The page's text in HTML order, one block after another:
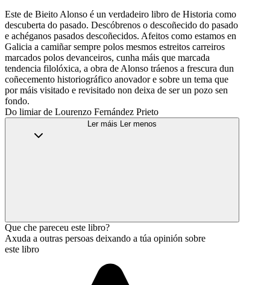
Este de Bieito Alonso é un verdadeiro libro de Historia como
descuberta do pasado. Descóbrenos o descoñecido do pasado
e achéganos pasados descoñecidos. Afeitos como estamos en
Galicia a camiñar sempre polos mesmos estreitos carreiros
marcados polos devanceiros, cunha máis que marcada
tendencia filolóxica, a obra de Alonso tráenos a frescura dun
coñecemento historiográfico anovador e sobre un tema que
por máis visitado e revisitado non deixa de ser un pozo sen
fondo.
Do limiar de Lourenzo Fernández Prieto
Ler máis Ler menos
Que che pareceu este libro?
Axuda a outras persoas deixando a túa opinión sobre
este libro